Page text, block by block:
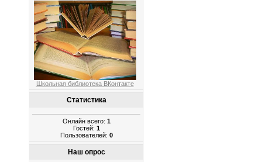
Школьная библиотека ВКонтакте
Статистика
Онлайн всего: 1
Гостей: 1
Пользователей: 0
Наш опрос